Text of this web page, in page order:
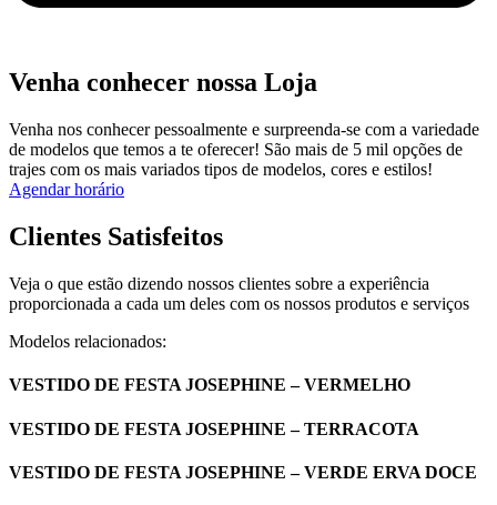
Venha conhecer nossa Loja
Venha nos conhecer pessoalmente e surpreenda-se com a variedade
de modelos que temos a te oferecer! São mais de 5 mil opções de
trajes com os mais variados tipos de modelos, cores e estilos!
Agendar horário
Clientes Satisfeitos
Veja o que estão dizendo nossos clientes sobre a experiência
proporcionada a cada um deles com os nossos produtos e serviços
Modelos relacionados:
VESTIDO DE FESTA JOSEPHINE – VERMELHO
VESTIDO DE FESTA JOSEPHINE – TERRACOTA
VESTIDO DE FESTA JOSEPHINE – VERDE ERVA DOCE